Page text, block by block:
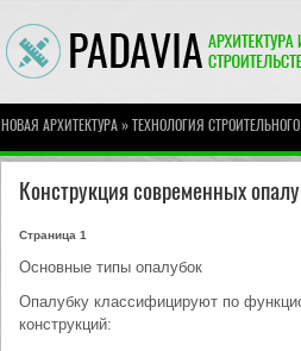
НОВАЯ АРХИТЕКТУРА»ТЕХНОЛОГИЯ
Конструкция современных
Страница 1
Основные типы опалубок
Опалубку классифицируют по
конструкций: